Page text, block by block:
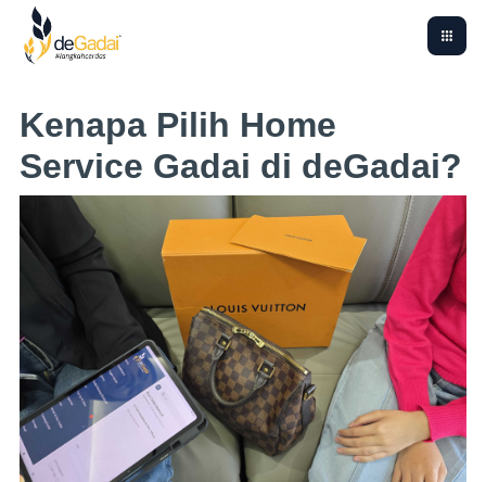
Kenapa Pilih Home
Service Gadai di deGadai?